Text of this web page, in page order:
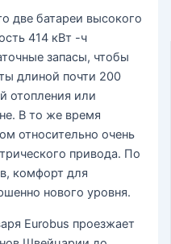
две батареи высокого
414 кВт -ч
запасы, чтобы
длиной почти 200
отопления или
В то же время
относительно очень
привода. По
комфорт для
нового уровня.
Eurobus проезжает